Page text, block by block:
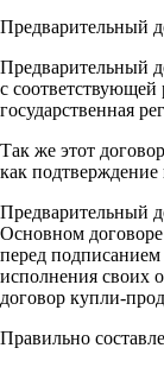
Предварительный
Предварительный
с
государственная
Так же этот
как
Предварительный
Основном
перед
исполнения своих
договор купли-
Правильно